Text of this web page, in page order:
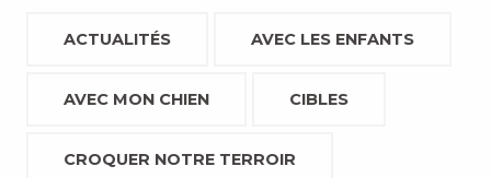
ACTUALITÉS AVEC LES ENFANTS
AVEC MON CHIEN CIBLES
CROQUER NOTRE TERROIR